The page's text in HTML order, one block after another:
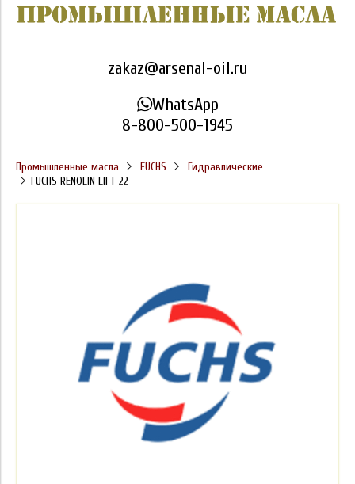
zakaz@arsenal-oil.ru
WhatsApp
8-800-500-1945
Промышленные масла FUCHS
Гидравлические
FUCHS RENOLIN LIFT 22